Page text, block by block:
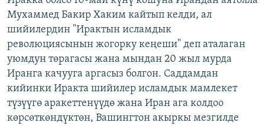
Мухаммед Бакир Хаким кайтып келди, ал
шийилердин "Ирактын исламдык
революциясынын жогорку кеңеши" деп аталаган
уюмдун төрагасы жана мындан 20 жыл мурда
Иранга качууга аргасыз болгон. Саддамдан
кийинки Иракта шийилер исламдык мамлекет
түзүүгө аракеттенүүдө жана Иран ага колдоо
көрсөткөндүктөн, Вашингтон акыркы мезгилде